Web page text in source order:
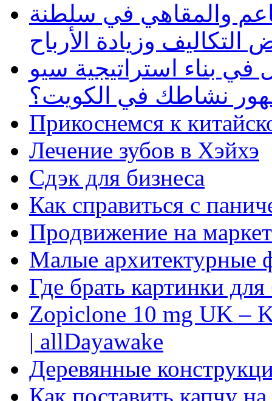
والمقاهي في سلطنة
وزيادة الأرباح
بناء استراتيجية سيو
نشاطك في الكويت؟
Прикоснемся к
Лечение зубов в Хэйхэ
Сдэк для бизнеса
Как справиться с
Продвижение на
Малые архитектурные
Где брать картинки
Zopiclone 10 mg UK –
| allDayawake
Деревянные